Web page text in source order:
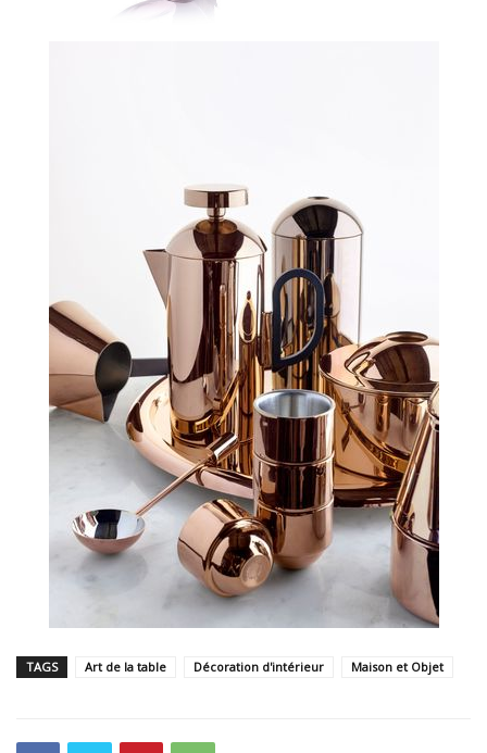
TAGS Art de la table Décoration d'intérieur Maison et Objet